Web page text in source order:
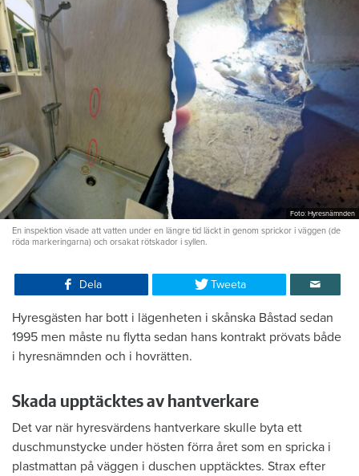
Foto: Hyresnämnden
En inspektion visade att vatten under en längre tid läckt in genom sprickor i väggen (de
röda markeringarna) och orsakat rötskador i syllen.
Dela Tweeta
Hyresgästen har bott i lägenheten i skånska Båstad sedan
1995 men måste nu flytta sedan hans kontrakt prövats både
i hyresnämnden och i hovrätten.
Skada upptäcktes av hantverkare
Det var när hyresvärdens hantverkare skulle byta ett
duschmunstycke under hösten förra året som en spricka i
plastmattan på väggen i duschen upptäcktes. Strax efter